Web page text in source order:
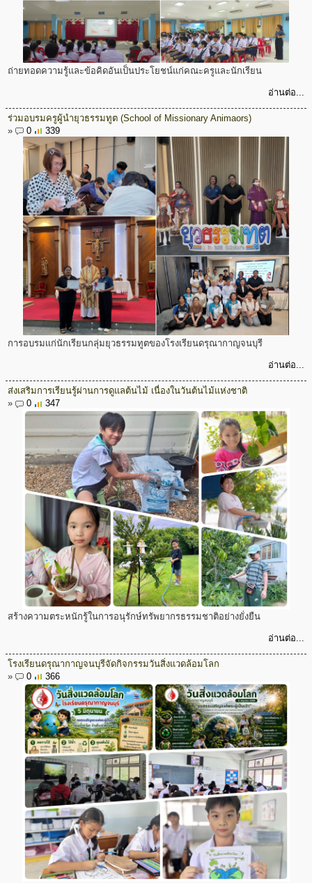
ถ่ายทอดความรู้และข้อคิดอันเป็นประโยชน์แก่คณะครูและนักเรียน
อ่านต่อ...
ร่วมอบรมครูผู้นำยุวธรรมทูต (School of Missionary Animaors)
»
0 339
การอบรมเเก่นักเรียนกลุ่มยุวธรรมทูตของโรงเรียนดรุณากาญจนบุรี
อ่านต่อ...
ส่งเสริมการเรียนรู้ผ่านการดูแลต้นไม้ เนื่องในวันต้นไม้แห่งชาติ
»
0 347
สร้างความตระหนักรู้ในการอนุรักษ์ทรัพยากรธรรมชาติอย่างยั่งยืน
อ่านต่อ...
โรงเรียนดรุณากาญจนบุรีจัดกิจกรรมวันสิ่งแวดล้อมโลก
»
0 366